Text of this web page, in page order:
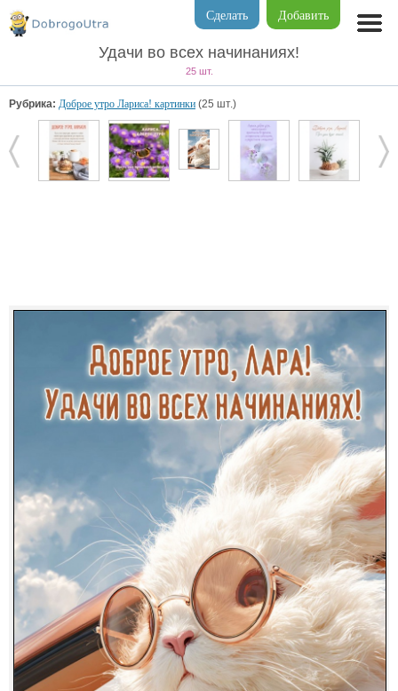
Добавить
Сделать
Удачи во всех начинаниях!
25 шт.
Рубрика: Доброе утро Лариса! картинки (25 шт.)